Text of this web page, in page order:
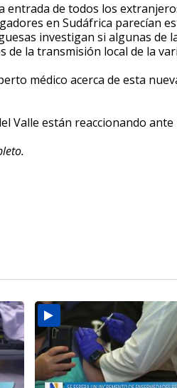
entrada de todos los
en Sudáfrica parecían
investigan si algunas de
de la transmisión local de la
médico acerca de esta
Valle están reaccionando